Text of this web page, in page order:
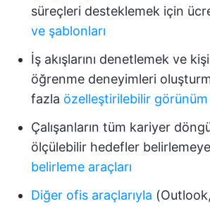
süreçleri desteklemek için
ve şablonları
İş akışlarını denetlemek ve
öğrenme deneyimleri
fazla özelleştirilebilir görünüm
Çalışanların tüm kariyer
ölçülebilir hedefler
belirleme araçları
Diğer ofis araçlarıyla